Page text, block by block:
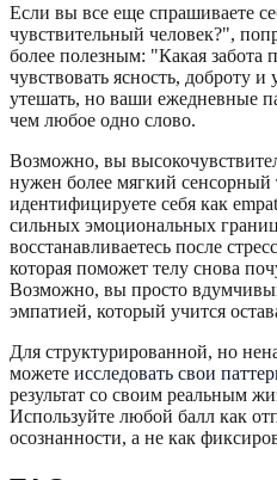
Если вы все еще спрашиваете
чувствительный человек?",
более полезным: "Какая забота
чувствовать ясность, доброту
утешать, но ваши ежедневные
чем любое одно слово.
Возможно, вы
нужен более мягкий
идентифицируете себя как
сильных эмоциональных
восстанавливаетесь после
которая поможет телу снова
Возможно, вы просто
эмпатией, который учится
Для структурированной, но
можете исследовать свои
результат со своим реальным
Используйте любой балл как
осознанности, а не как